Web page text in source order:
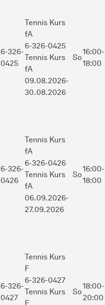
6-326-
0425
Tennis Kurs
fA
6-326-0425
Tennis Kurs
fA
09.08.2026-
30.08.2026
So
16:00-
18:00
6-326-
0426
Tennis Kurs
fA
6-326-0426
Tennis Kurs
fA
06.09.2026-
27.09.2026
So
16:00-
18:00
6-326-
0427
Tennis Kurs
F
6-326-0427
Tennis Kurs
So
18:00-
20:00